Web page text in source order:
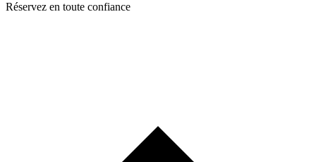
Réservez en toute confiance